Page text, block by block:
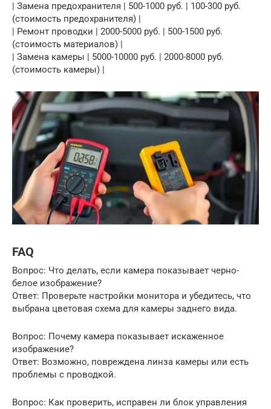
| Замена предохранителя | 500-1000 руб. | 100-300 руб.
(стоимость предохранителя) |
| Ремонт проводки | 2000-5000 руб. | 500-1500 руб.
(стоимость материалов) |
| Замена камеры | 5000-10000 руб. | 2000-8000 руб.
(стоимость камеры) |
FAQ
Вопрос: Что делать, если камера показывает черно-
белое изображение?
Ответ: Проверьте настройки монитора и убедитесь, что
выбрана цветовая схема для камеры заднего вида.
Вопрос: Почему камера показывает искаженное
изображение?
Ответ: Возможно, повреждена линза камеры или есть
проблемы с проводкой.
Вопрос: Как проверить, исправен ли блок управления